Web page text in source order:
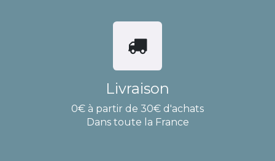
Livraison
0€ à partir de 30€ d'achats
Dans toute la France